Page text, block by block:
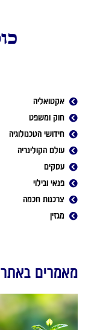
אקטואליה
חוק ומשפט
חידושי הטכנולוגיה
עולם הקולינריה
עסקים
פנאי ובילוי
צרכנות חכמה
מגזין
מאמרים באתר